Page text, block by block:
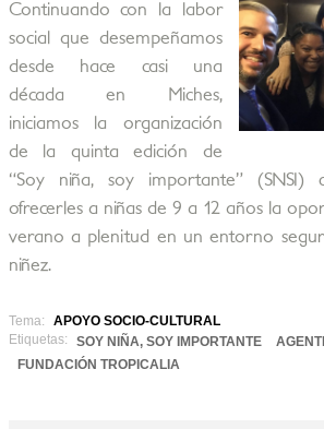
Continuando con la labor
social que desempeñamos
desde hace casi una
década en Miches,
iniciamos la organización
de la quinta edición de
“Soy niña, soy importante”
ofrecerles a niñas de 9 a 12 años la
verano a plenitud en un entorno
niñez.
Tema:
APOYO SOCIO-CULTURAL
Etiquetas:
SOY NIÑA, SOY IMPORTANTE
FUNDACIÓN TROPICALIA